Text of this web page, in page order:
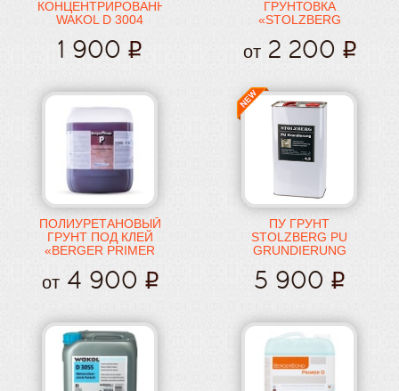
КОНЦЕНТРИРОВАННЫЙ
WAKOL D 3004
1 900
ГРУНТОВКА
«STOLZBERG
PRO»
от2 200
ПОЛИУРЕТАНОВЫЙ
ГРУНТ ПОД КЛЕЙ
«BERGER PRIMER
от4 900
ПУ ГРУНТ
STOLZBERG PU
GRUNDIERUNG
5 900